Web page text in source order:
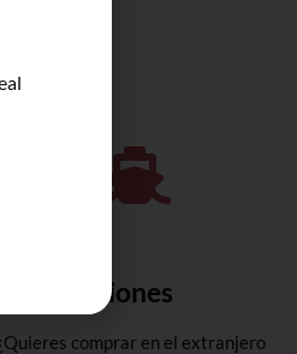
Importaciones
comprar en el extranjero